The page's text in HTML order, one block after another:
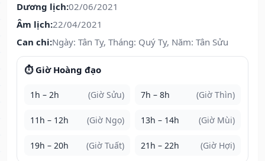
Dương lịch:02/06/2021
Âm lịch:22/04/2021
Can chi:Ngày: Tân Tỵ, Tháng: Quý Tỵ, Năm: Tân Sửu
⏱️ Giờ Hoàng đạo
1h – 2h (Giờ Sửu) 7h – 8h (Giờ Thìn)
11h – 12h (Giờ Ngọ) 13h – 14h (Giờ Mùi)
19h – 20h (Giờ Tuất) 21h – 22h (Giờ Hợi)